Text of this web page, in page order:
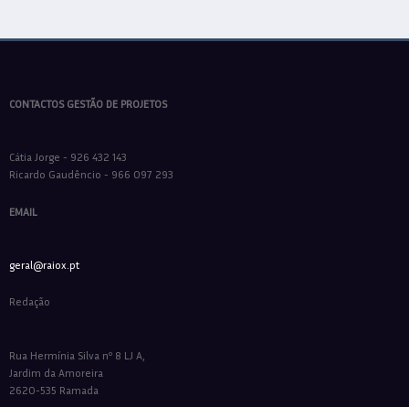
CONTACTOS GESTÃO DE PROJETOS
Cátia Jorge - 926 432 143
Ricardo Gaudêncio - 966 097 293
EMAIL
geral@raiox.pt
Redação
Rua Hermínia Silva nº 8 LJ A,
Jardim da Amoreira
2620-535 Ramada